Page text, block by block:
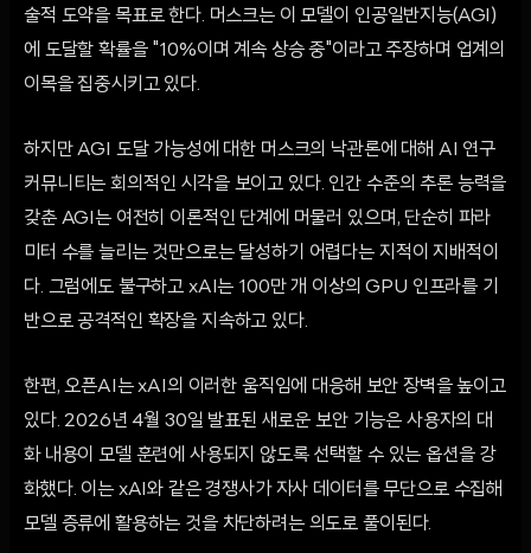
술적 도약을 목표로 한다. 머스크는 이 모델이 인공일반지능(AGI)
에 도달할 확률을 "10%이며 계속 상승 중"이라고 주장하며 업계의
이목을 집중시키고 있다.
하지만 AGI 도달 가능성에 대한 머스크의 낙관론에 대해 AI 연구
커뮤니티는 회의적인 시각을 보이고 있다. 인간 수준의 추론 능력을
갖춘 AGI는 여전히 이론적인 단계에 머물러 있으며, 단순히 파라
미터 수를 늘리는 것만으로는 달성하기 어렵다는 지적이 지배적이
다. 그럼에도 불구하고 xAI는 100만 개 이상의 GPU 인프라를 기
반으로 공격적인 확장을 지속하고 있다.
한편, 오픈AI는 xAI의 이러한 움직임에 대응해 보안 장벽을 높이고
있다. 2026년 4월 30일 발표된 새로운 보안 기능은 사용자의 대
화 내용이 모델 훈련에 사용되지 않도록 선택할 수 있는 옵션을 강
화했다. 이는 xAI와 같은 경쟁사가 자사 데이터를 무단으로 수집해
모델 증류에 활용하는 것을 차단하려는 의도로 풀이된다.